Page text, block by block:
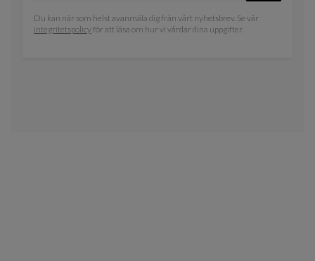
Du kan när som helst avanmäla dig från vårt nyhetsbrev. Se vår
integritetspolicyför att läsa om hur vi vårdar dina uppgifter.